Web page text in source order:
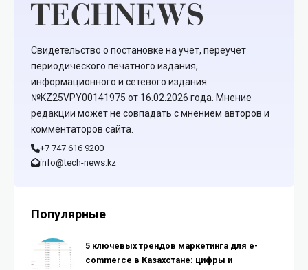
Свидетельство о постановке на учет, переучет
периодического печатного издания,
информационного и сетевого издания
№KZ25VPY00141975 от 16.02.2026 года. Мнение
редакции может не совпадать с мнением авторов и
комментаторов сайта.
+7 747 616 9200
info@tech-news.kz
Популярные
5 ключевых трендов маркетинга для e-
commerce в Казахстане: цифры и